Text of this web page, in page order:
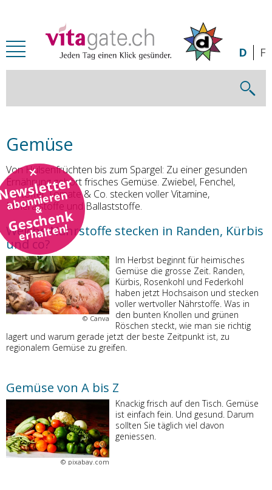
abonnieren
&
Geschenk
erhalten!
D F
Gemüse
Von Hülsenfrüchten bis zum Spargel: Zu einer gesunden
Ernährung gehört frisches Gemüse. Zwiebel, Fenchel,
Kartoffel, Tomate & Co. stecken voller Vitamine,
Mineralstoffe und Ballaststoffe.
Welche Nährstoffe stecken in Randen, Kürbis
und co?
© Canva
Im Herbst beginnt für heimisches
Gemüse die grosse Zeit. Randen,
Kürbis, Rosenkohl und Federkohl
haben jetzt Hochsaison und stecken
voller wertvoller Nährstoffe. Was in
den bunten Knollen und grünen
Röschen steckt, wie man sie richtig
lagert und warum gerade jetzt der beste Zeitpunkt ist, zu
regionalem Gemüse zu greifen.
Gemüse von A bis Z
© pixabay.com
Knackig frisch auf den Tisch. Gemüse
ist einfach fein. Und gesund. Darum
sollten Sie täglich viel davon
geniessen.